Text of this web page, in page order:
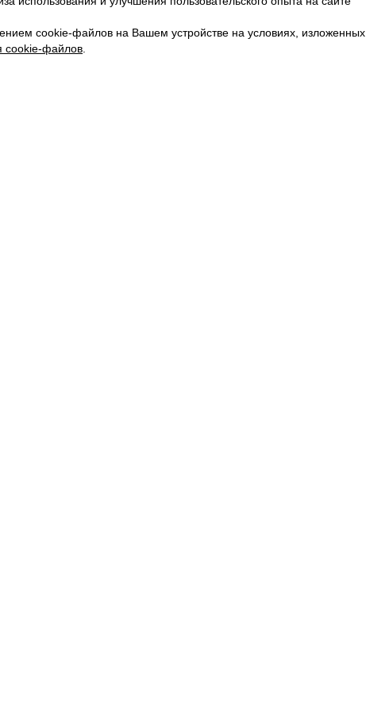
cookie-файлов на Вашем устройстве на условиях, изложенных
cookie-файлов
КАРЬЕРА
ТЕЛЕГРАМ